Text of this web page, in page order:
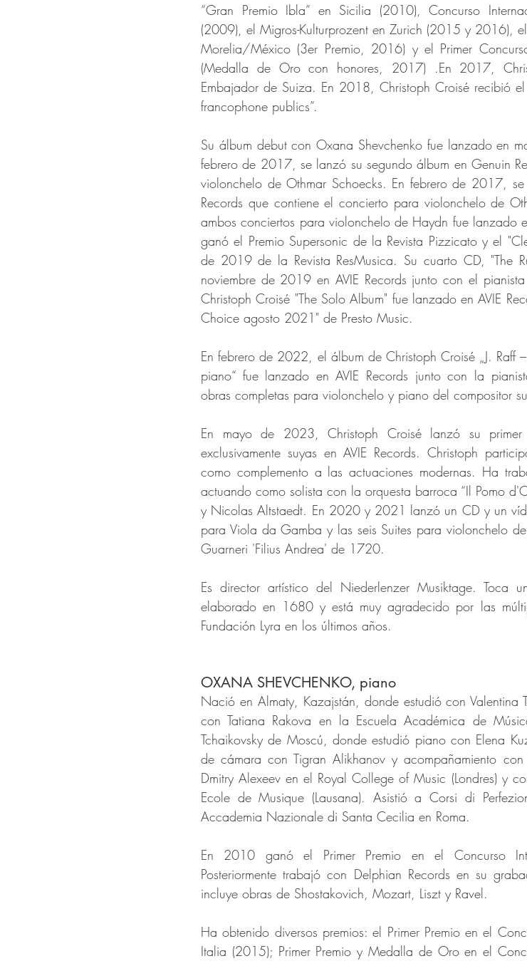
“Gran Premio Ibla” en Sicilia (2010), Concurso
(2009), el Migros-Kulturprozent en Zurich (2015 y 2016),
Morelia/México (3er Premio, 2016) y el Primer
(Medalla de Oro con honores, 2017) .En 2017,
Embajador de Suiza. En 2018, Christoph Croisé recibió
francophone publics”.
Su álbum debut con Oxana Shevchenko fue lanzado en
febrero de 2017, se lanzó su segundo álbum en Genuin
violonchelo de Othmar Schoecks. En febrero de 2017,
Records que contiene el concierto para violonchelo de
ambos conciertos para violonchelo de Haydn fue lanzado
ganó el Premio Supersonic de la Revista Pizzicato y el
de 2019 de la Revista ResMusica. Su cuarto CD, "The
noviembre de 2019 en AVIE Records junto con el
Christoph Croisé "The Solo Album" fue lanzado en AVIE
Choice agosto 2021" de Presto Music.
En febrero de 2022, el álbum de Christoph Croisé „J. Raff
piano“ fue lanzado en AVIE Records junto con la
obras completas para violonchelo y piano del compositor
En mayo de 2023, Christoph Croisé lanzó su primer
exclusivamente suyas en AVIE Records. Christoph
como complemento a las actuaciones modernas. Ha
actuando como solista con la orquesta barroca “Il Pomo
y Nicolas Altstaedt. En 2020 y 2021 lanzó un CD y un
para Viola da Gamba y las seis Suites para violonchelo
Guarneri 'Filius Andrea' de 1720.
Es director artístico del Niederlenzer Musiktage. Toca
elaborado en 1680 y está muy agradecido por las
Fundación Lyra en los últimos años.
OXANA SHEVCHENKO, piano
Nació en Almaty, Kazajstán, donde estudió con Valentina
con Tatiana Rakova en la Escuela Académica de
Tchaikovsky de Moscú, donde estudió piano con Elena
de cámara con Tigran Alikhanov y acompañamiento
Dmitry Alexeev en el Royal College of Music (Londres) y
Ecole de Musique (Lausana). Asistió a Corsi di
Accademia Nazionale di Santa Cecilia en Roma.
En 2010 ganó el Primer Premio en el Concurso
Posteriormente trabajó con Delphian Records en su
incluye obras de Shostakovich, Mozart, Liszt y Ravel.
Ha obtenido diversos premios: el Primer Premio en el
Italia (2015); Primer Premio y Medalla de Oro en el